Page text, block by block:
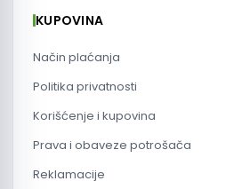
KUPOVINA
Način plaćanja
Politika privatnosti
Korišćenje i kupovina
Prava i obaveze potrošača
Reklamacije